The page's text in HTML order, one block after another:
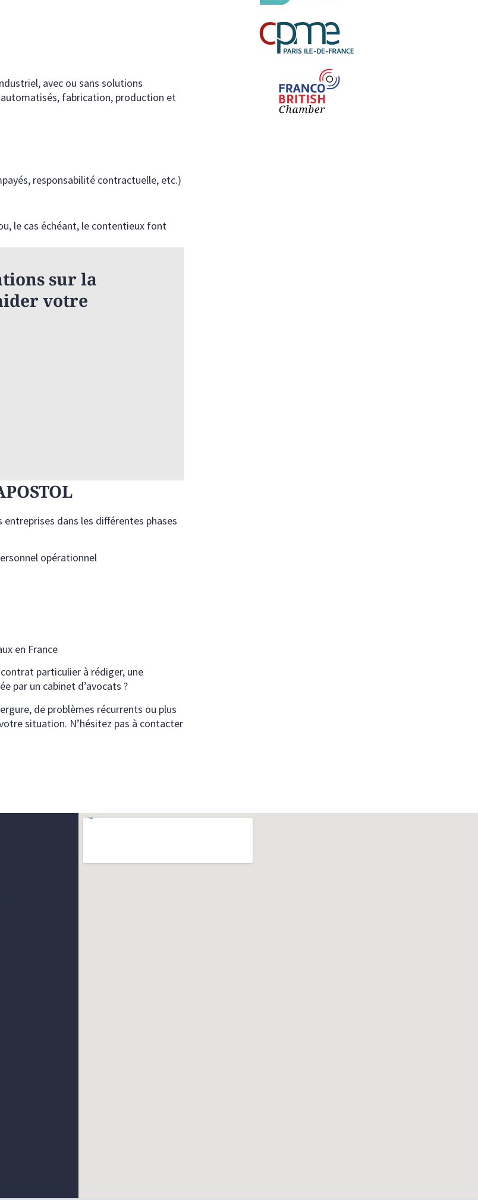
avec ou sans solutions
fabrication, production et
responsabilité contractuelle, etc.)
le cas échéant, le contentieux font
sur la
votre
dans les différentes phases
opérationnel
en France
particulier à rédiger, une
par un cabinet d’avocats ?
de problèmes récurrents ou plus
situation. N’hésitez pas à contacter